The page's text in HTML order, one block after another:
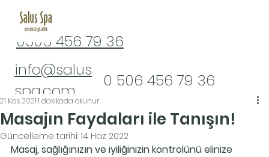
info@salus
spa.com
​0506 456 79 36
​0 506 456 79 36
0 (322) 232 16 61
Masajın Faydaları ile Tanışın!
21 Kas 20211 dakikada okunur
Güncelleme tarihi: 14 Haz 2022
Masaj, sağlığınızın ve iyiliğinizin kontrolünü elinize